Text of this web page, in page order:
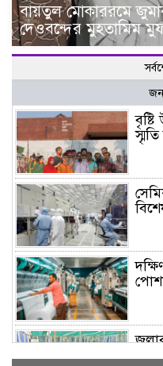
বায়তুল মোকাররমে
দেওবন্দের মুহতামিম
পলি